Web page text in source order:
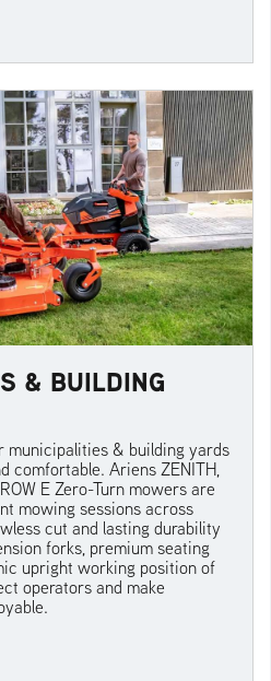
& BUILDING
municipalities & building yards
comfortable. Ariens ZENITH,
E Zero-Turn mowers are
mowing sessions across
cut and lasting durability
forks, premium seating
upright working position of
operators and make